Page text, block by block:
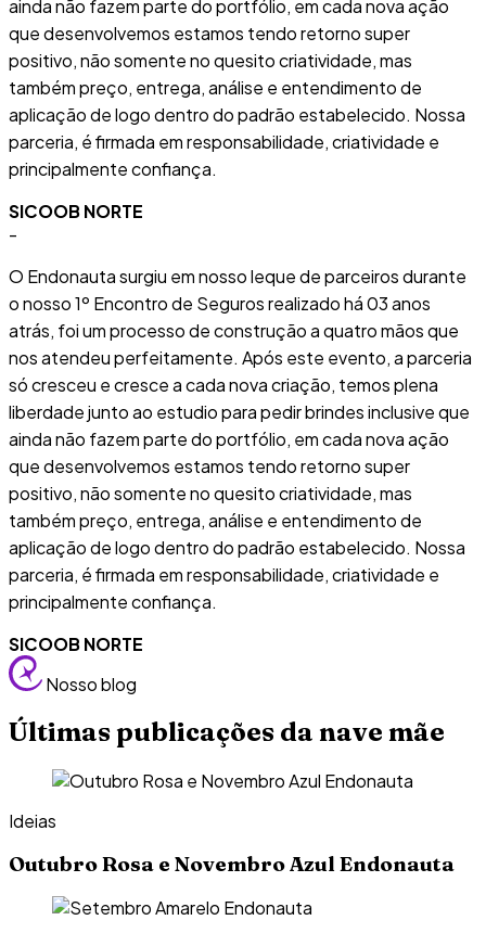
ainda não fazem parte do portfólio, em cada nova ação
que desenvolvemos estamos tendo retorno super
positivo, não somente no quesito criatividade, mas
também preço, entrega, análise e entendimento de
aplicação de logo dentro do padrão estabelecido. Nossa
parceria, é firmada em responsabilidade, criatividade e
principalmente confiança.
SICOOB NORTE
-
O Endonauta surgiu em nosso leque de parceiros durante
o nosso 1º Encontro de Seguros realizado há 03 anos
atrás, foi um processo de construção a quatro mãos que
nos atendeu perfeitamente. Após este evento, a parceria
só cresceu e cresce a cada nova criação, temos plena
liberdade junto ao estudio para pedir brindes inclusive que
ainda não fazem parte do portfólio, em cada nova ação
que desenvolvemos estamos tendo retorno super
positivo, não somente no quesito criatividade, mas
também preço, entrega, análise e entendimento de
aplicação de logo dentro do padrão estabelecido. Nossa
parceria, é firmada em responsabilidade, criatividade e
principalmente confiança.
SICOOB NORTE
Nosso blog
Últimas publicações da nave mãe
Ideias
Outubro Rosa e Novembro Azul Endonauta